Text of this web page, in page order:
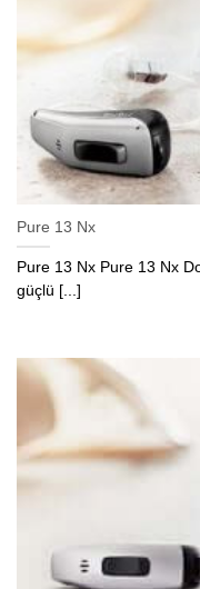
Pure 13 Nx
Pure 13 Nx Pure 13 Nx
güçlü [...]